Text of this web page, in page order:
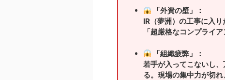
「外資の壁」：
IR（夢洲）の工事に入
「超厳格なコンプライ
「組織疲弊」：
若手が入ってこないし
る。現場の集中力が切れ